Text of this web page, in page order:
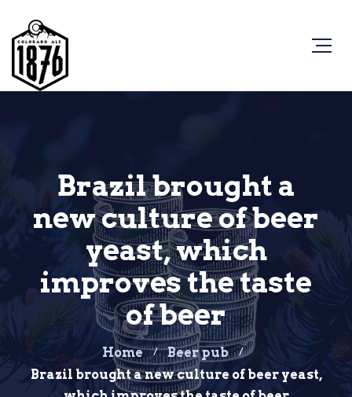
Brazil brought a
new culture of beer
yeast, which
improves the taste
of beer
Home
Beer pub
Brazil brought a new culture of beer yeast,